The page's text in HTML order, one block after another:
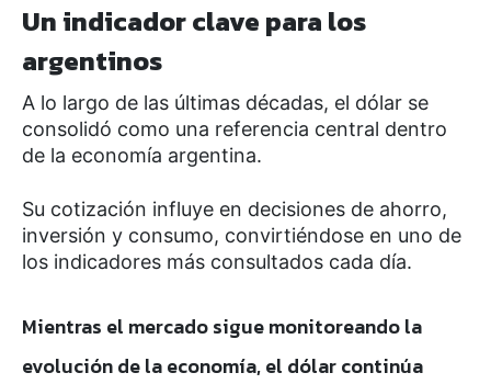
Un indicador clave para los
argentinos
A lo largo de las últimas décadas, el dólar se
consolidó como una referencia central dentro
de la economía argentina.
Su cotización influye en decisiones de ahorro,
inversión y consumo, convirtiéndose en uno de
los indicadores más consultados cada día.
Mientras el mercado sigue monitoreando la
evolución de la economía, el dólar continúa